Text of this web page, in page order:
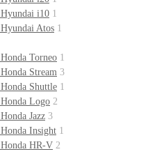
i10 1
Atos 1
Torneo 1
Stream 3
Shuttle 1
Logo 2
Jazz 3
Insight 1
HR-V 2